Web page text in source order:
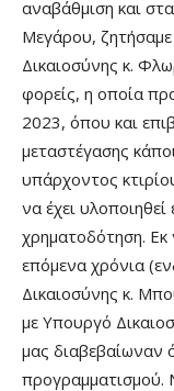
αναβάθμιση και
Μεγάρου,
Δικαιοσύνης κ.
φορείς, η οποία
2023, όπου και
μεταστέγασης
υπάρχοντος
να έχει
χρηματοδότηση. Εκ
επόμενα χρόνια
Δικαιοσύνης κ.
με Υπουργό
μας διαβεβαίωναν
προγραμματισμού.